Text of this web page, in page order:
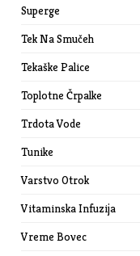
Superge
Tek Na Smučeh
Tekaške Palice
Toplotne Črpalke
Trdota Vode
Tunike
Varstvo Otrok
Vitaminska Infuzija
Vreme Bovec